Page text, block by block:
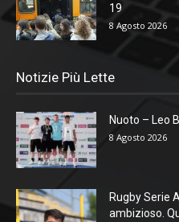
19
8 Agosto 2026
Notizie Più Lette
Nuoto – Leo
8 Agosto 2026
Rugby Serie
ambizioso.